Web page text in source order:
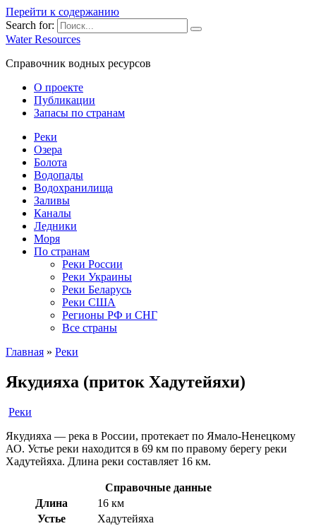
Перейти к содержанию
Search for:
Water Resources
Справочник водных ресурсов
О проекте
Публикации
Запасы по странам
Реки
Озера
Болота
Водопады
Водохранилища
Заливы
Каналы
Ледники
Моря
По странам
Реки России
Реки Украины
Реки Беларусь
Реки США
Регионы РФ и СНГ
Все страны
Главная » Реки
Якудияха (приток Хадутейяхи)
Реки
Якудияха — река в России, протекает по Ямало-Ненецкому
АО. Устье реки находится в 69 км по правому берегу реки
Хадутейяха. Длина реки составляет 16 км.
Справочные данные
Длина
16 км
Устье
Хадутейяха